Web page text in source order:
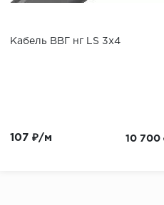
Кабель ВВГ нг LS 3x4
107 ₽/м 10 700